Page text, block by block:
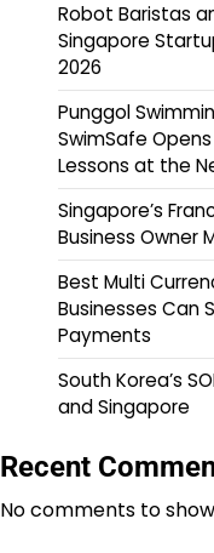
Robot Baristas
Singapore
2026
Punggol
SwimSafe
Lessons at the
Singapore’s
Business Owner
Best Multi
Businesses Can
Payments
South Korea’s
and Singapore
Recent
No comments to